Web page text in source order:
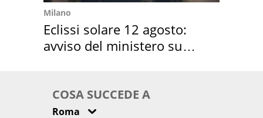
Milano
Eclissi solare 12 agosto:
avviso del ministero su